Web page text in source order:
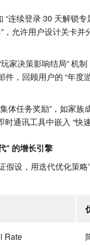
“连续登录 30 天解锁
，允许用户设计关卡
家决策影响结局” 机
件，回顾用户的 “年度
体任务奖励”，如家
通讯工具中嵌入 “快
” 的增长引擎
假设，用迭代优化策略”
Rate